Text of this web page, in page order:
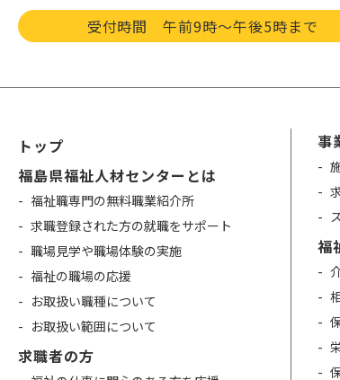
受付時間 午前9時〜午後5時まで
トップ
福島県福祉人材センターとは
福祉職専門の無料職業紹介所
求職登録された方の就職をサポート
職場見学や職場体験の実施
福祉の職場の応援
お取扱い職種について
お取扱い範囲について
求職者の方
事
福